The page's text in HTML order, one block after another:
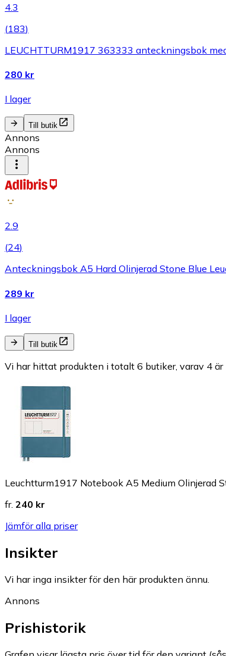
4.3
(183)
LEUCHTTURM1917 363333 anteckningsbok
280 kr
I lager
Till butik
Annons
Annons
2.9
(24)
Anteckningsbok A5 Hard Olinjerad Stone Blue
289 kr
I lager
Till butik
Vi har hittat produkten i totalt 6 butiker, varav 4
Leuchtturm1917 Notebook A5 Medium Olinjerad
fr. 240 kr
Jämför alla priser
Insikter
Vi har inga insikter för den här produkten ännu.
Annons
Prishistorik